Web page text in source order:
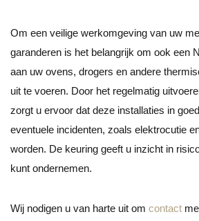
Om een veilige werkomgeving van uw
garanderen is het belangrijk om ook een
aan uw ovens, drogers en andere
uit te voeren. Door het regelmatig
zorgt u ervoor dat deze installaties in
eventuele incidenten, zoals elektrocutie
worden. De keuring geeft u inzicht in
kunt ondernemen.
Wij nodigen u van harte uit om contact